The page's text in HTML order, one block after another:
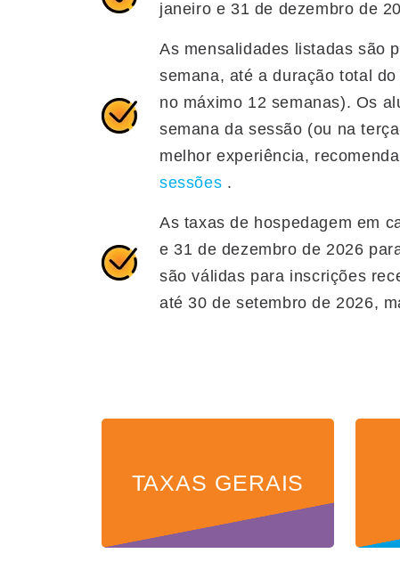
janeiro e 31 de dezembro de
As mensalidades listadas são
semana, até a duração total
no máximo 12 semanas). Os
semana da sessão (ou na
melhor experiência,
sessões .
As taxas de hospedagem em
e 31 de dezembro de 2026
são válidas para inscrições
até 30 de setembro de 2026,
TAXAS GERAIS